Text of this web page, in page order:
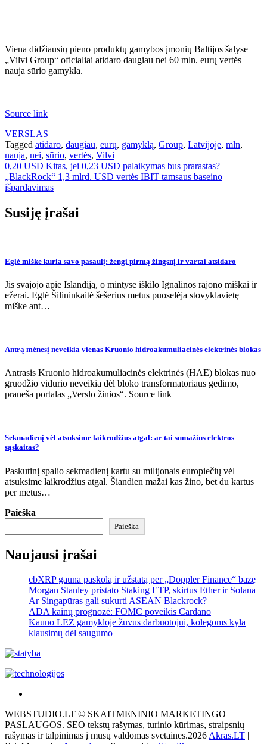
Viena didžiausių pieno produktų gamybos įmonių Baltijos šalyse
„Vilvi Group“ oficialiai atidaro daugiau nei 60 mln. eurų vertės
nauja sūrio gamykla.
Source link
VERSLAS
Tagged atidaro, daugiau, eurų, gamyklą, Group, Latvijoje, mln,
nauja, nei, sūrio, vertės, Vilvi
Navigacija
tarp
0,20 USD Kitas, jei 0,23 USD palaikymas bus prarastas?
„BlackRock“ 1,3 mlrd. USD vertės IBIT tamsaus baseino
išpardavimas
Susiję įrašai
Eglė miške kuria savo pasaulį: žengi pirmą žingsnį ir vartai atsidaro
Jis svajojo apie Islandiją, o mintyse iškilo Ignalinos rajono miškai ir
ežerai. Eglė Šilininkaitė šešerius metus puoselėja stovyklavietę
miške ant…
Antrą mėnesį neveikia vienas Kruonio hidroakumuliacinės elektrinės blokas
Antrasis Kruonio hidroakumuliacinės elektrinės (HAE) blokas nuo
gruodžio vidurio neveikia dėl bloko transformatoriaus gedimo,
praneša portalas „Verslo žinios“. Source link
Sekmadienį vėl atsuksime laikrodžius atgal: ar tai sumažins elektros
sąskaitas?
Paskutinį spalio sekmadienį kartu su milijonais europiečių vėl
atsuksime laikrodžius atgal. Šiandien mažai kas žino, bet du kartus
per metus…
Paieška
Paieška
Naujausi įrašai
cbXRP gauna paskolą ir užstatą per „Doppler Finance“ bazę
Morgan Stanley pristato Staking ETP, skirtus Ether ir Solana
Ar Singapūras gali sukurti ASEAN Blackrock?
ADA kainų prognozė: FOMC poveikis Cardano
Kauno LEZ gamykloje žuvus darbuotojui, kolegoms kyla
klausimų dėl saugumo
tai
žemės
ploto
WEBSTUDIO.LT © SKAITMENINIO MARKETINGO
PASLAUGOS. SEO tekstų rašymas, turinio kūrimas, straipsnių
rašymas ir talpinimas į mūsų valdomas svetaines.2026Akras.LT